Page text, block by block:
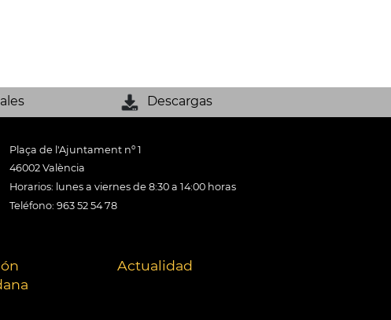
Descargas
Plaça de l'Ajuntament nº 1
46002 València
Horarios: lunes a viernes de 8:30 a 14:00 horas
Teléfono: 963 52 54 78
Actualidad